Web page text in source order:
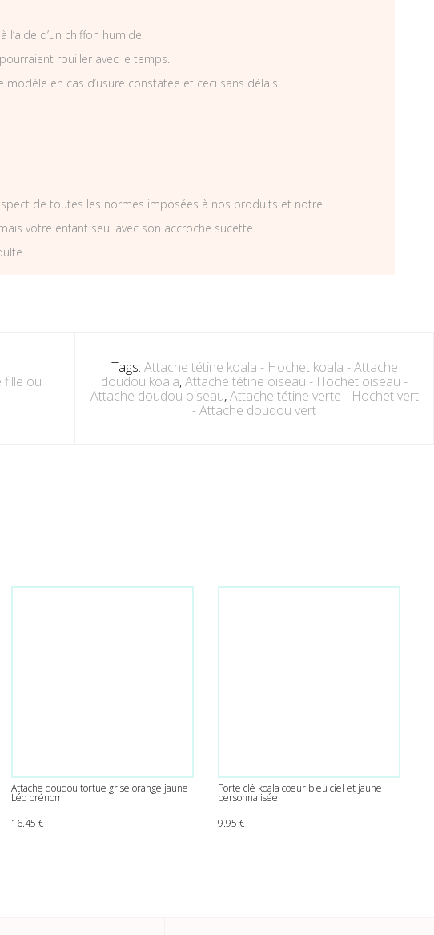
d’un chiffon humide.
rouiller avec le temps.
en cas d’usure constatée et ceci sans délais.
de toutes les normes imposées à nos produits et notre
votre enfant seul avec son accroche sucette.
fille ou
Tags: Attache tétine koala - Hochet koala - Attache
doudou koala,Attache tétine oiseau - Hochet oiseau -
Attache doudou oiseau,Attache tétine verte - Hochet vert
- Attache doudou vert
Attache doudou tortue grise orange jaune
Léo prénom
16.45 €
Porte clé koala coeur bleu ciel et jaune
personnalisée
9.95 €